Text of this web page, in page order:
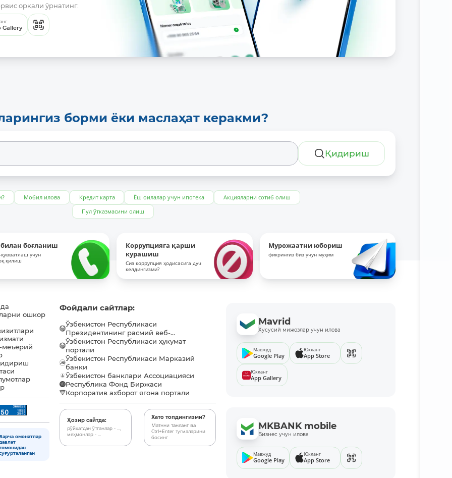
орқали ўрнатинг:
Gallery
борми ёки маслаҳат керакми?
Қидириш
Мобил илова Кредит карта Ёш оилалар учун ипотека
Акцияларни сотиб олиш
Пул ўтказмасини олиш
боғланиш
қувватлаш учун
қилиш
Коррупцияга қарши
курашиш
Сиз коррупция ҳодисасига дуч
келдингизми?
Мурожаатни юбориш
фикрингиз биз учун муҳим
ошкор
меъёрий
омонатлар
Фойдали сайтлар:
Ўзбекистон Республикаси
Президентининг расмий веб-...
Ўзбекистон Республикаси ҳукумат
портали
Ўзбекистон Республикаси Марказий
банки
Ўзбекистон банклари Ассоциацияси
Республика Фонд Биржаси
Корпоратив ахборот ягона портали
Ҳозир сайтда:
рўйхатдан ўтганлар - ...,
меҳмонлар - ...
Хато топдингизми?
Матнни танланг ва
Ctrl+Enter тугмаларини
босинг
Mavrid
Хусусий мижозлар учун илова
Мавжуд
Google Play
Юкланг
App Store
Юкланг
App Gallery
MKBANK mobile
Бизнес учун илова
Мавжуд
Google Play
Юкланг
App Store